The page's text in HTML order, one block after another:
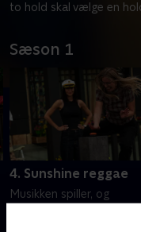
to hold skal vælge en
Sæson 1
4. Sunshine reggae
Musikken spiller, og